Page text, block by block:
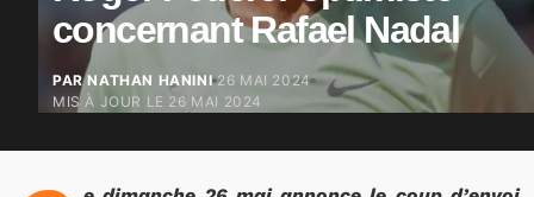
concernant Rafael Nadal
PAR NATHAN HANINI 26 MAI 2024
MIS À JOUR LE 26 MAI 2024